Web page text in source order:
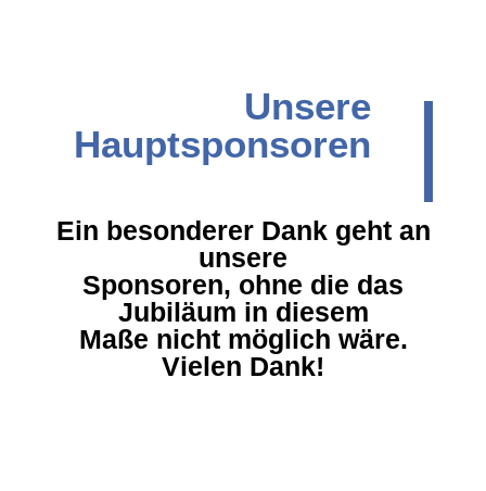
Unsere
Hauptsponsoren
|
Ein besonderer Dank geht an
unsere
Sponsoren, ohne die das
Jubiläum in diesem
Maße nicht möglich wäre.
Vielen Dank!